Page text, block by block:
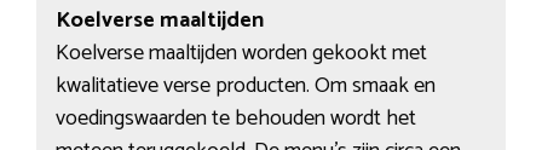
Koelverse maaltijden
Koelverse maaltijden worden gekookt met
kwalitatieve verse producten. Om smaak en
voedingswaarden te behouden wordt het